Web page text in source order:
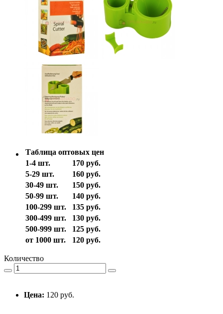
Таблица оптовых цен
1-4 шт.
170 руб.
5-29 шт.
160 руб.
30-49 шт.
150 руб.
50-99 шт.
140 руб.
100-299 шт.
135 руб.
300-499 шт.
130 руб.
500-999 шт.
125 руб.
от 1000 шт.
120 руб.
Количество
Цена: 120 руб.